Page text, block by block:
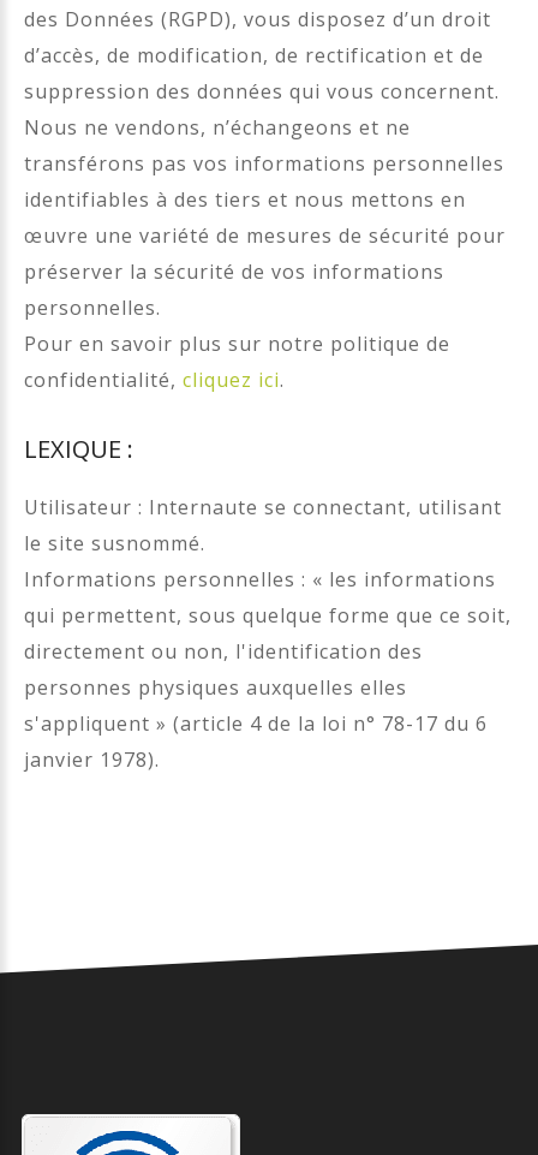
des Données (RGPD), vous disposez d’un droit
d’accès, de modification, de rectification et de
suppression des données qui vous concernent.
Nous ne vendons, n’échangeons et ne
transférons pas vos informations personnelles
identifiables à des tiers et nous mettons en
œuvre une variété de mesures de sécurité pour
préserver la sécurité de vos informations
personnelles.
Pour en savoir plus sur notre politique de
confidentialité, cliquez ici.
LEXIQUE :
Utilisateur : Internaute se connectant, utilisant
le site susnommé.
Informations personnelles : « les informations
qui permettent, sous quelque forme que ce soit,
directement ou non, l'identification des
personnes physiques auxquelles elles
s'appliquent » (article 4 de la loi n° 78-17 du 6
janvier 1978).